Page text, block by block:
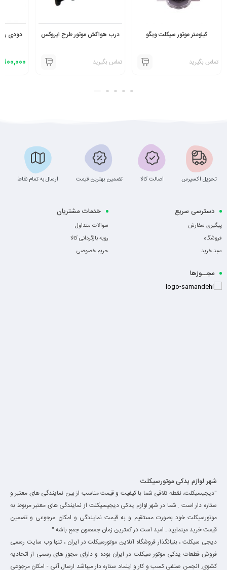
کیلومتر موتور سیکلت ویگو
تماس بگیرید
درب هواکش موتور طرح ایروکس
تماس بگیرید
دودی
900,000
تحویل اکسپرس اصالت کالا تضمین بهترین قیمت ارسال به تمام نقاط
دسترسی سریع
پیگیری سفارش
فروشگاه
سبد خرید
خدمات مشتریان
سوالات متداول
رویه بازگردانی کالا
حریم خصوصی
مجــوزها
شهر لوازم یدکی موتورسیکلت
"دیجیسیکلت، نقطه تلاقی شما با کیفیت و قیمت مناسب از بین نمایندگی های معتبر و
ستاره دار است . شما در شهر لوازم یدکی دیجیسیکلت از نمایندگی های معتبر مربوط به
موتورسیکلت خود بصورت مستقیم و به قیمت نمایندگی و امکان مرجوعی و تضمین
قیمت خرید مینمایید . امید است در کمترین زمان جمعمون جمع باشه "
دیجی سیکلت ، بنیانگذار فروشگاه آنلاین موتورسیکلت در ایران ، تنها وب سایت رسمی
فروش قطعات یدکی موتور سیکلت در ایران بوده و دارای مجوز های رسمی از اتحادیه
کشوی. انجمن صنفی کسب و کار و اینماد ستاره دار میباشد ارسال آنی - امکان مرجوعی